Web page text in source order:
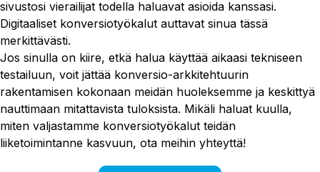
sivustosi vierailijat todella haluavat asioida kanssasi.
Digitaaliset konversiotyökalut auttavat sinua tässä
merkittävästi.
Jos sinulla on kiire, etkä halua käyttää aikaasi tekniseen
testailuun, voit jättää konversio-arkkitehtuurin
rakentamisen kokonaan meidän huoleksemme ja keskittyä
nauttimaan mitattavista tuloksista. Mikäli haluat kuulla,
miten valjastamme konversiotyökalut teidän
liiketoimintanne kasvuun, ota meihin yhteyttä!